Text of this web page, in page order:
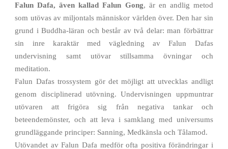
Falun Dafa, även kallad Falun Gong, är en andlig metod
som utövas av miljontals människor världen över. Den har sin
grund i Buddha-läran och består av två delar: man förbättrar
sin inre karaktär med vägledning av Falun Dafas
undervisning samt utövar stillsamma övningar och
meditation.
Falun Dafas trossystem gör det möjligt att utvecklas andligt
genom disciplinerad utövning. Undervisningen uppmuntrar
utövaren att frigöra sig från negativa tankar och
beteendemönster, och att leva i samklang med universums
grundläggande principer: Sanning, Medkänsla och Tålamod.
Utövandet av Falun Dafa medför ofta positiva förändringar i